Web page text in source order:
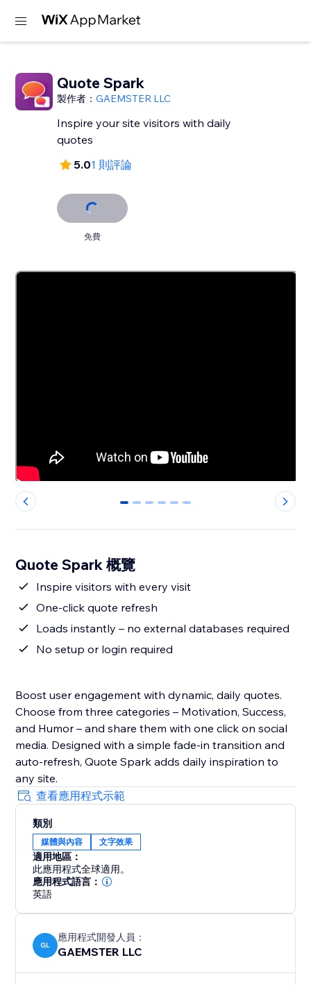
Quote Spark
製作者：GAEMSTER LLC
Inspire your site visitors with daily
quotes
5.01 則評論
免費
0 1 2 3 4 5
Quote Spark 概覽
Inspire visitors with every visit
One-click quote refresh
Loads instantly – no external databases required
No setup or login required
Boost user engagement with dynamic, daily quotes.
Choose from three categories – Motivation, Success,
and Humor – and share them with one click on social
media. Designed with a simple fade-in transition and
auto-refresh, Quote Spark adds daily inspiration to
any site.
查看應用程式示範
類別
媒體與內容 文字效果
適用地區：
此應用程式全球適用。
應用程式語言：
英語
GL
應用程式開發人員：
GAEMSTER LLC